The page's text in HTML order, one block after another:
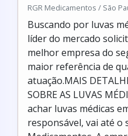
RGR Medicamentos / São
Buscando por luvas
líder do mercado
melhor empresa do
maior referência de
atuação.MAIS
SOBRE AS LUVAS
achar luvas médicas
responsável, vai até o